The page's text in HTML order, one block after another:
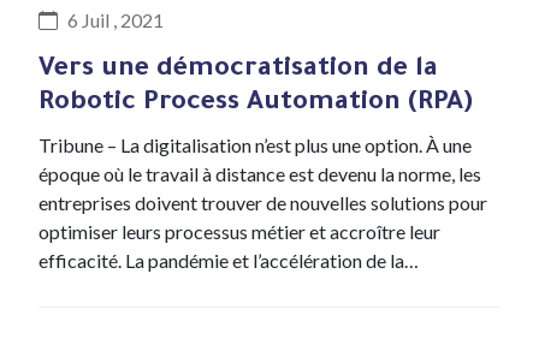
6 Juil , 2021
Vers une démocratisation de la
Robotic Process Automation (RPA)
Tribune – La digitalisation n’est plus une option. À une
époque où le travail à distance est devenu la norme, les
entreprises doivent trouver de nouvelles solutions pour
optimiser leurs processus métier et accroître leur
efficacité. La pandémie et l’accélération de la…